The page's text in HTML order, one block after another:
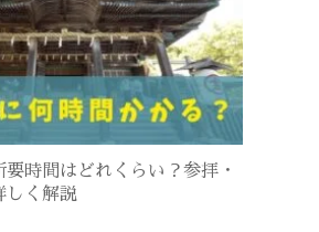
時間はどれくらい？参拝・
しく解説